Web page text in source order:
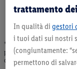
* Offerta valida fino ad
prodotti qui reclamizzati,
dell’assortimento. Ill.
trattamento
In qualità di gestori
i tuoi dati sui nostri
(congiuntamente:
permettono di